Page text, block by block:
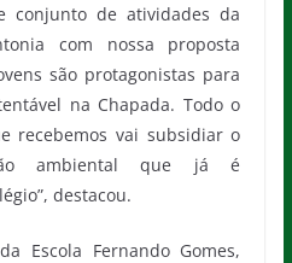
conjunto de atividades da
com nossa proposta
são protagonistas para
na Chapada. Todo o
recebemos vai subsidiar o
ambiental que já é
destacou.
Escola Fernando Gomes,